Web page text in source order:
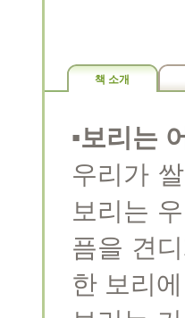
책 소개
▪보리는
우리가
보리는
픔을 견
한 보리